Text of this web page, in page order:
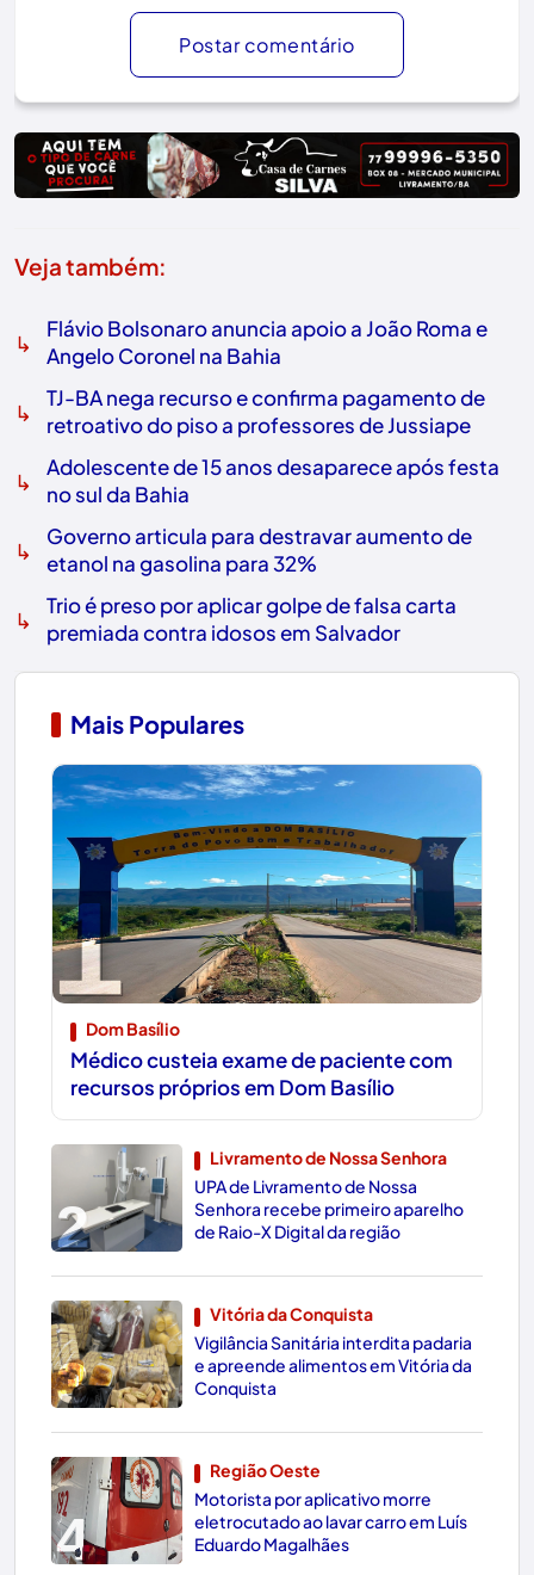
Postar comentário
Veja também:
↳
Flávio Bolsonaro anuncia apoio a João Roma e
Angelo Coronel na Bahia
↳
TJ-BA nega recurso e confirma pagamento de
retroativo do piso a professores de Jussiape
↳
Adolescente de 15 anos desaparece após festa
no sul da Bahia
↳
Governo articula para destravar aumento de
etanol na gasolina para 32%
↳
Trio é preso por aplicar golpe de falsa carta
premiada contra idosos em Salvador
Mais Populares
1
Dom Basílio
Médico custeia exame de paciente com
recursos próprios em Dom Basílio
2
Livramento de Nossa Senhora
UPA de Livramento de Nossa
Senhora recebe primeiro aparelho
de Raio-X Digital da região
3
Vitória da Conquista
Vigilância Sanitária interdita padaria
e apreende alimentos em Vitória da
Conquista
4
Região Oeste
Motorista por aplicativo morre
eletrocutado ao lavar carro em Luís
Eduardo Magalhães